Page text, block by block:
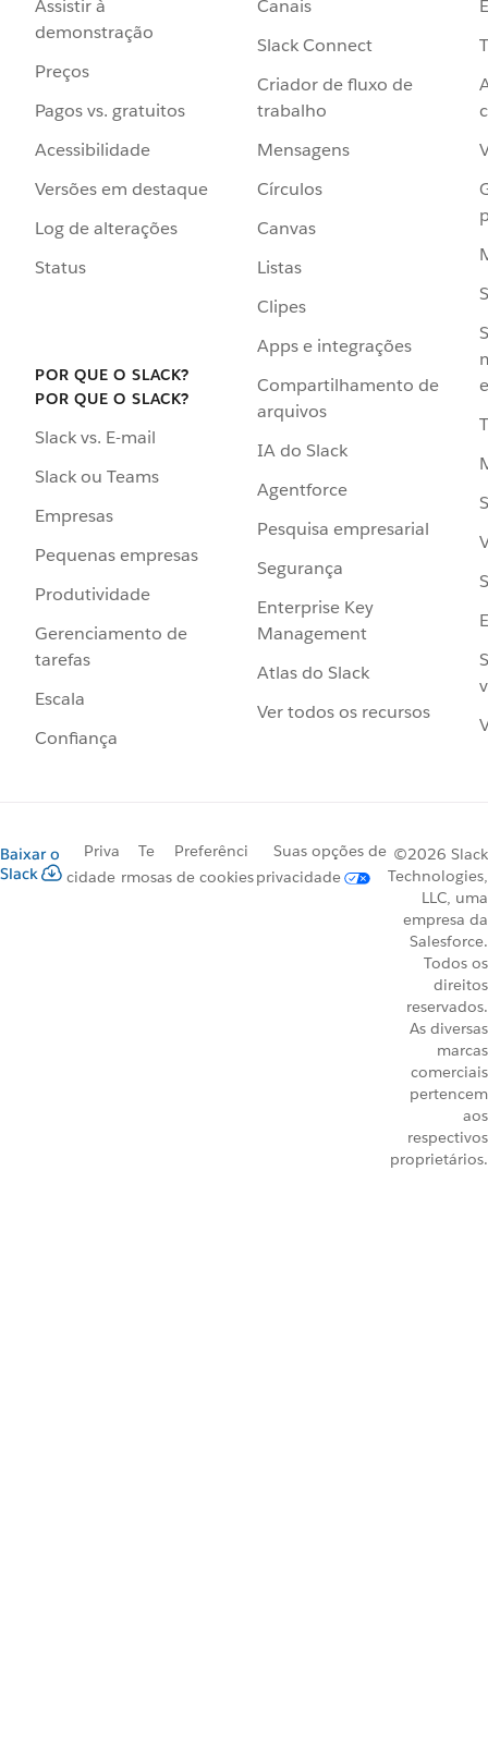
Assistir à
demonstração
Preços
Pagos vs. gratuitos
Acessibilidade
Versões em destaque
Log de alterações
Status
POR QUE O SLACK?
POR QUE O SLACK?
Slack vs. E-mail
Slack ou Teams
Empresas
Pequenas empresas
Produtividade
Gerenciamento de
tarefas
Escala
Confiança
Canais
Slack Connect
Criador de fluxo de
trabalho
Mensagens
Círculos
Canvas
Listas
Clipes
Apps e integrações
Compartilhamento de
arquivos
IA do Slack
Agentforce
Pesquisa empresarial
Segurança
Enterprise Key
Management
Atlas do Slack
Ver todos os recursos
Baixar o
Slack
Priva
cidade
Te
rmos
Preferênci
as de cookies
Suas opções de
privacidade
©2026 Slack
Technologies,
LLC, uma
empresa da
Salesforce.
Todos os
direitos
reservados.
As diversas
marcas
comerciais
pertencem
aos
respectivos
proprietários.